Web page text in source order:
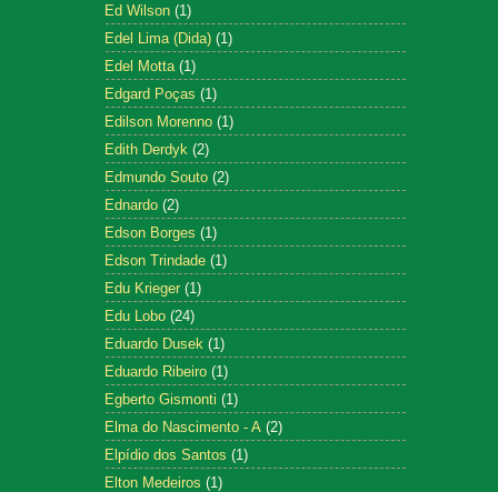
Ed Wilson (1)
Edel Lima (Dida) (1)
Edel Motta (1)
Edgard Poças (1)
Edilson Morenno (1)
Edith Derdyk (2)
Edmundo Souto (2)
Ednardo (2)
Edson Borges (1)
Edson Trindade (1)
Edu Krieger (1)
Edu Lobo (24)
Eduardo Dusek (1)
Eduardo Ribeiro (1)
Egberto Gismonti (1)
Elma do Nascimento - A (2)
Elpídio dos Santos (1)
Elton Medeiros (1)